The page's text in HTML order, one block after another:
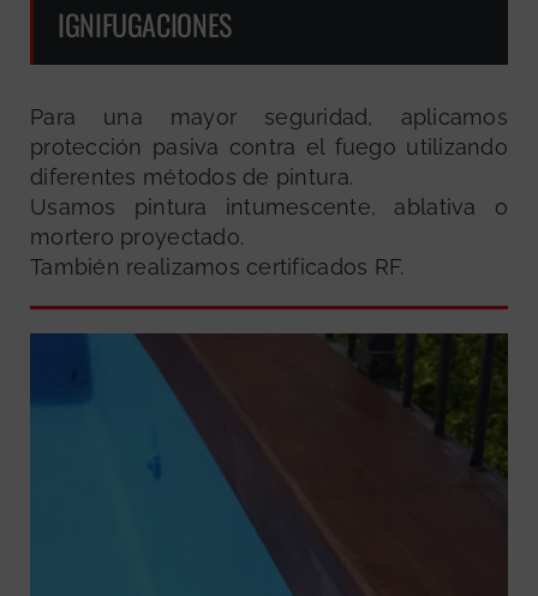
IGNIFUGACIONES
Para una mayor seguridad, aplicamos
protección pasiva contra el fuego utilizando
diferentes métodos de pintura.
Usamos pintura intumescente, ablativa o
mortero proyectado.
También realizamos certificados RF.